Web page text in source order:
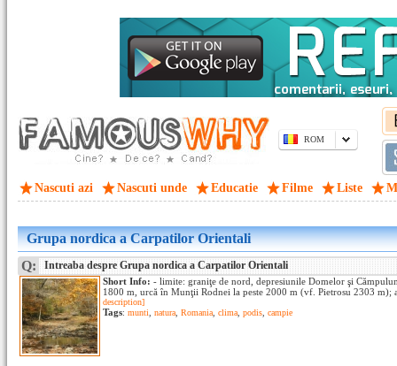
ROM
Nascuti azi Nascuti unde Educatie Filme Liste
Grupa nordica a Carpatilor Orientali
Q: Intreaba despre Grupa nordica a Carpatilor Orientali
Short Info: - limite: graniţe de nord, depresiunile Domelor şi
1800 m, urcă în Munţii Rodnei la peste 2000 m (vf. Pietrosu 2303 m);
description]
Tags: munti natura Romania clima podis campie